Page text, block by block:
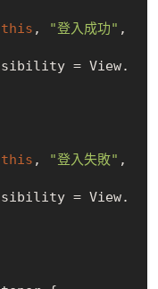
this , "登入成功" ,
this , "登入失敗" ,